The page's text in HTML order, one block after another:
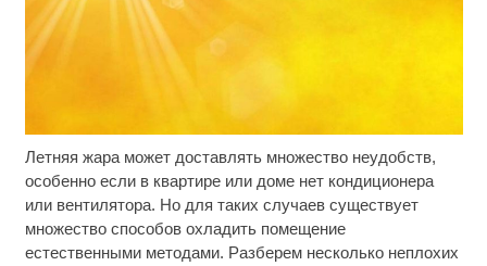
Летняя жара может доставлять множество неудобств,
особенно если в квартире или доме нет кондиционера
или вентилятора. Но для таких случаев существует
множество способов охладить помещение
естественными методами. Разберем несколько неплохих
i
Скрытая камера на пляже Крыма: Что люди
Ролик длится несколько секунд, а смеяться вы
будете долго